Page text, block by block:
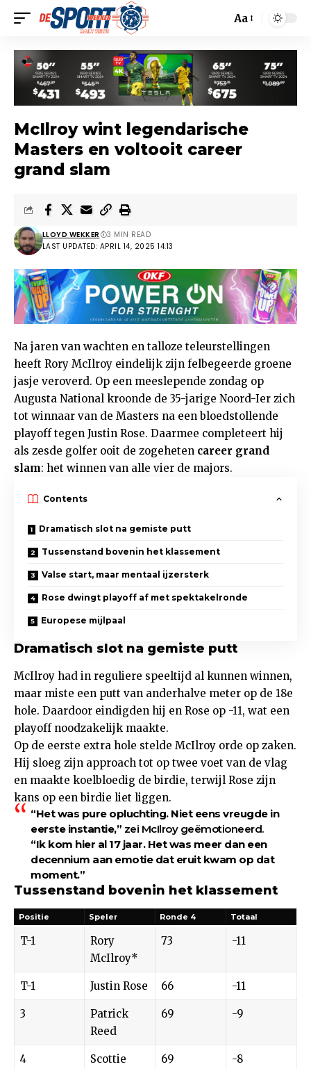
Aa
McIlroy wint legendarische
Masters en voltooit career
grand slam
LAST UPDATED: APRIL 14, 2025 14:13
LLOYD WEKKER 3 MIN READ
Na jaren van wachten en talloze teleurstellingen
heeft Rory McIlroy eindelijk zijn felbegeerde groene
jasje veroverd. Op een meeslepende zondag op
Augusta National kroonde de 35-jarige Noord-Ier zich
tot winnaar van de Masters na een bloedstollende
playoff tegen Justin Rose. Daarmee completeert hij
als zesde golfer ooit de zogeheten career grand
slam: het winnen van alle vier de majors.
Contents
Dramatisch slot na gemiste putt
Tussenstand bovenin het klassement
Valse start, maar mentaal ijzersterk
Rose dwingt playoff af met spektakelronde
Europese mijlpaal
Dramatisch slot na gemiste putt
McIlroy had in reguliere speeltijd al kunnen winnen,
maar miste een putt van anderhalve meter op de 18e
hole. Daardoor eindigden hij en Rose op -11, wat een
playoff noodzakelijk maakte.
Op de eerste extra hole stelde McIlroy orde op zaken.
Hij sloeg zijn approach tot op twee voet van de vlag
en maakte koelbloedig de birdie, terwijl Rose zijn
kans op een birdie liet liggen.
“Het was pure opluchting. Niet eens vreugde in
eerste instantie,” zei McIlroy geëmotioneerd.
“Ik kom hier al 17 jaar. Het was meer dan een
decennium aan emotie dat eruit kwam op dat
moment.”
Tussenstand bovenin het klassement
Positie Speler Ronde 4 Totaal
T-1
Rory
McIlroy*
73 -11
T-1 Justin Rose 66 -11
3
Patrick
Reed
69 -9
4
Scottie
69 -8